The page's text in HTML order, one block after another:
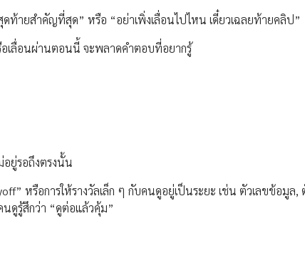
ท้ายสำคัญที่สุด” หรือ “อย่าเพิ่งเลื่อนไปไหน เดี๋ยวเฉลยท้ายคลิป”
เลื่อนผ่านตอนนี้ จะพลาดคำตอบที่อยากรู้
ยู่รอถึงตรงนั้น
หรือการให้รางวัลเล็ก ๆ กับคนดูอยู่เป็นระยะ เช่น ตัวเลขข้อมูล,
ดูรู้สึกว่า “ดูต่อแล้วคุ้ม”